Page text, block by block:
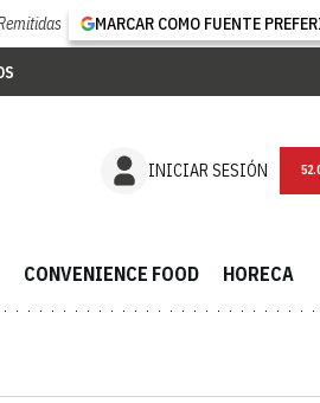
MARCAR COMO FUENTE
INICIAR SESIÓN
CONVENIENCE FOOD HORECA